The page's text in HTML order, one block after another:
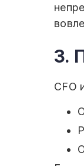
3.
CFO